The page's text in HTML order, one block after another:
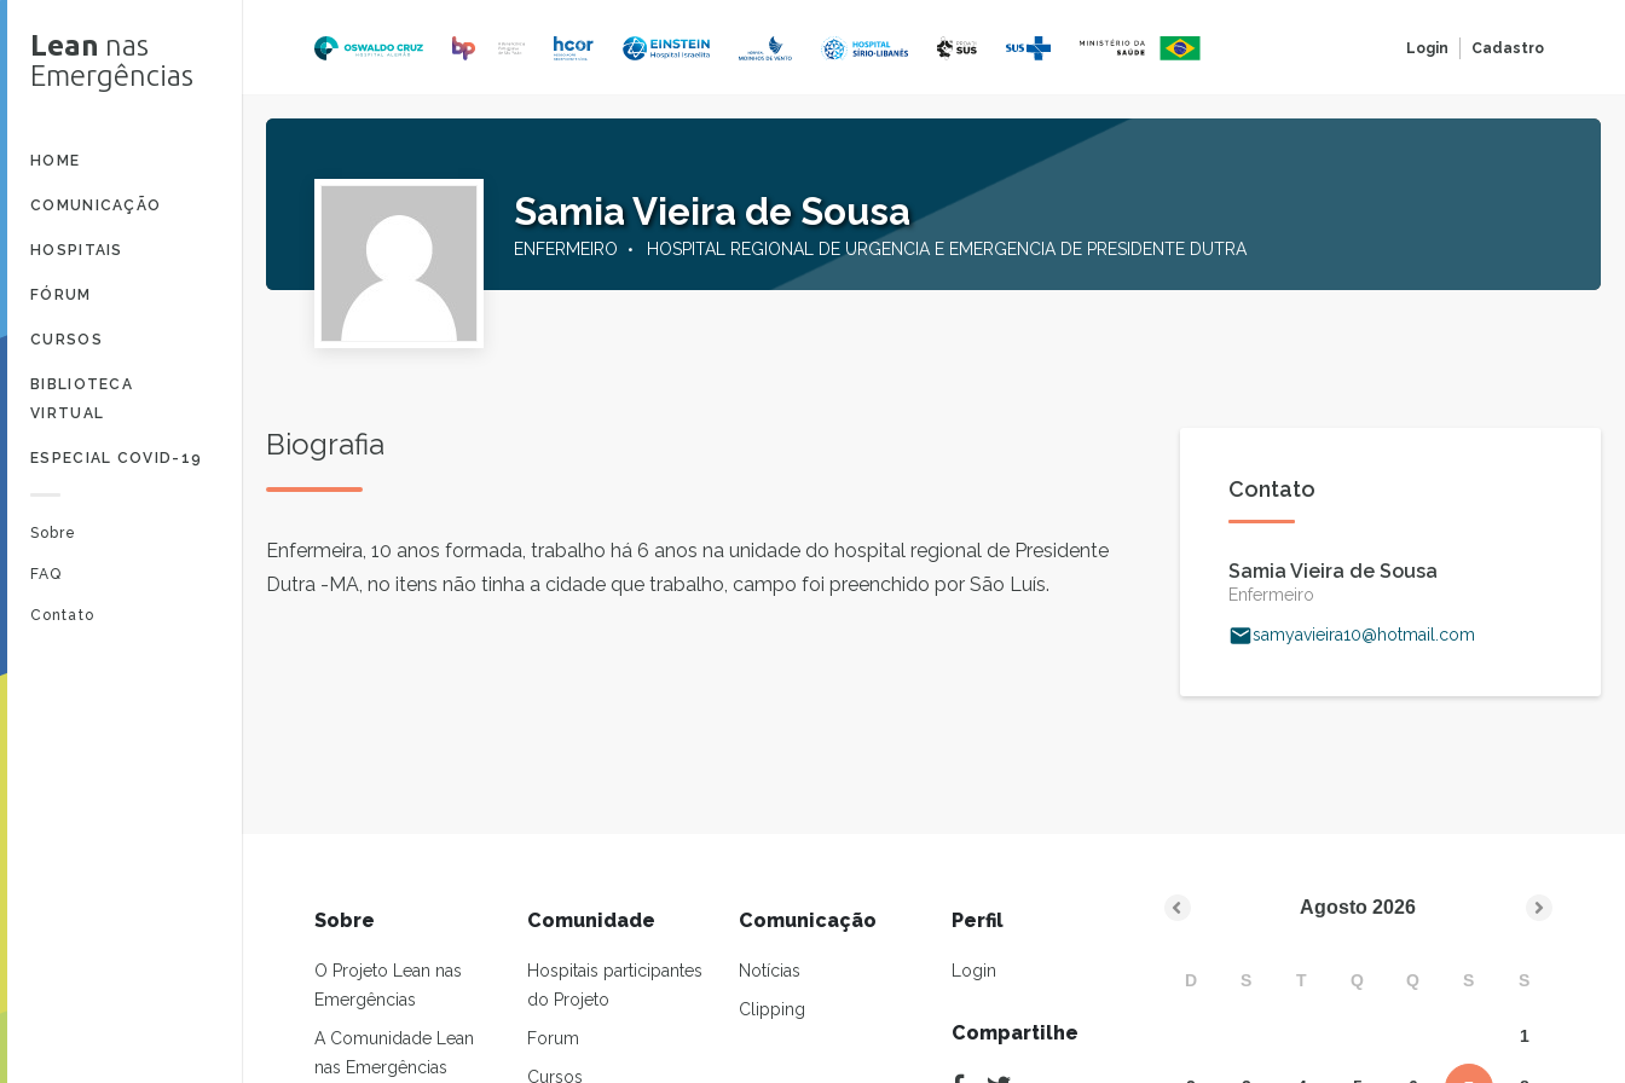
Login Cadastro
Lean nas
Emergências
HOME
COMUNICAÇÃO
HOSPITAIS
FÓRUM
CURSOS
BIBLIOTECA
VIRTUAL
ESPECIAL COVID-19
Sobre
FAQ
Contato
Samia Vieira de Sousa
ENFERMEIRO HOSPITAL REGIONAL DE URGENCIA E EMERGENCIA DE PRESIDENTE DUTRA
Biografia
Enfermeira, 10 anos formada, trabalho há 6 anos na unidade do hospital regional de Presidente
Dutra -MA, no itens não tinha a cidade que trabalho, campo foi preenchido por São Luís.
Contato
Samia Vieira de Sousa
Enfermeiro
samyavieira10@hotmail.com
Sobre
O Projeto Lean nas
Emergências
A Comunidade Lean
nas Emergências
Comunidade
Hospitais participantes
do Projeto
Forum
Cursos
Comunicação
Notícias
Clipping
Perfil
Login
Compartilhe
Agosto 2026
D S T Q Q S S
1